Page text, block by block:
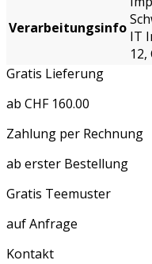
Verarbeitungsinfo IT
Gratis Lieferung
ab CHF 160.00
Zahlung per Rechnung
ab erster Bestellung
Gratis Teemuster
auf Anfrage
Kontakt